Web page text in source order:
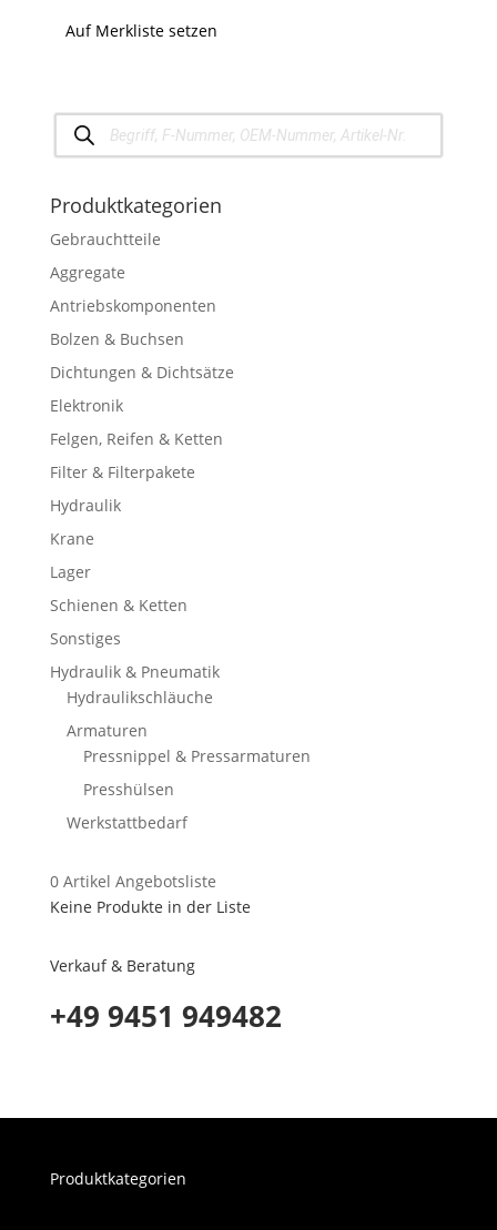
Auf Merkliste setzen
Products
search
Produktkategorien
Gebrauchtteile
Aggregate
Antriebskomponenten
Bolzen & Buchsen
Dichtungen & Dichtsätze
Elektronik
Felgen, Reifen & Ketten
Filter & Filterpakete
Hydraulik
Krane
Lager
Schienen & Ketten
Sonstiges
Hydraulik & Pneumatik
Hydraulikschläuche
Armaturen
Pressnippel & Pressarmaturen
Presshülsen
Werkstattbedarf
0Artikel Angebotsliste
Keine Produkte in der Liste
Verkauf & Beratung
+49 9451 949482
Produktkategorien